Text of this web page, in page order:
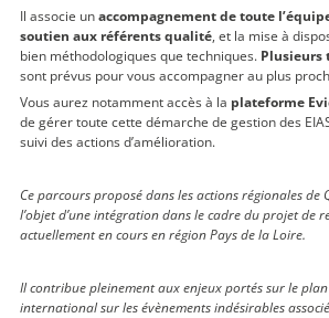
Il associe unaccompagnement de toute
soutien aux référents qualité, et la mise à
bien méthodologiques que techniques. Plusieurs
sont prévus pour vous accompagner au plus
Vous aurez notamment accès à la plateforme
de gérer toute cette démarche de gestion des
suivi des actions d’amélioration.
Ce parcours proposé dans les actions régionales de
l’objet d’une intégration dans le cadre du projet de
actuellement en cours en région Pays de la Loire.
Il contribue pleinement aux enjeux portés sur le
international sur les évènements indésirables